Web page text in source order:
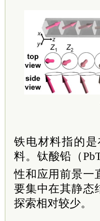
铁电材料指的
料。钛酸铅（
性和应用前景一
要集中在其静态
探索相对较少。